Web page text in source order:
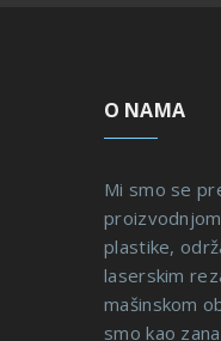
O NAMA
Mi smo se
plastike,
laserskim
mašinskom
smo kao